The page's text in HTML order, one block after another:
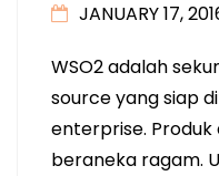
JANUARY 17,
WSO2 adalah
source yang siap
enterprise. Produk
beraneka ragam.